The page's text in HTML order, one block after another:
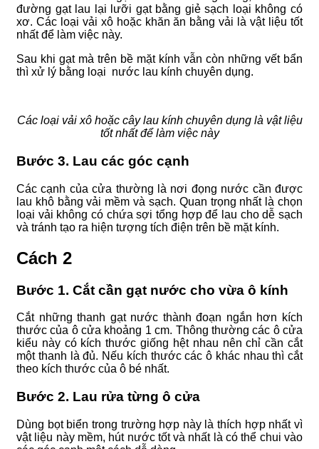
đường gạt lau lại lưỡi gạt bằng giẻ sạch loại không có
xơ. Các loại vải xô hoặc khăn ăn bằng vải là vật liệu tốt
nhất để làm việc này.
Sau khi gạt mà trên bề mặt kính vẫn còn những vết bẩn
thì xử lý bằng loại nước lau kính chuyên dụng.
Các loại vải xô hoặc cây lau kính chuyên dụng là vật liệu
tốt nhất để làm việc này
Bước 3. Lau các góc cạnh
Các cạnh của cửa thường là nơi đọng nước cần được
lau khô bằng vải mềm và sạch. Quan trọng nhất là chọn
loại vải không có chứa sợi tổng hợp để lau cho dễ sạch
và tránh tạo ra hiện tượng tích điện trên bề mặt kính.
Cách 2
Bước 1. Cắt cần gạt nước cho vừa ô kính
Cắt những thanh gạt nước thành đoạn ngắn hơn kích
thước của ô cửa khoảng 1 cm. Thông thường các ô cửa
kiểu này có kích thước giống hệt nhau nên chỉ cần cắt
một thanh là đủ. Nếu kích thước các ô khác nhau thì cắt
theo kích thước của ô bé nhất.
Bước 2. Lau rửa từng ô cửa
Dùng bọt biển trong trường hợp này là thích hợp nhất vì
vật liệu này mềm, hút nước tốt và nhất là có thể chui vào